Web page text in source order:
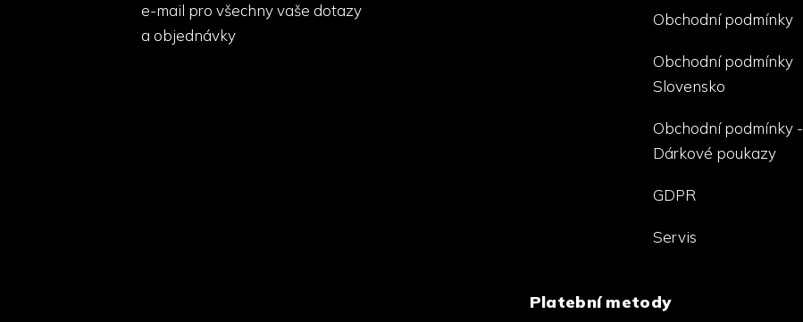
e-mail pro všechny vaše dotazy
a objednávky
Obchodní podmínky
Obchodní podmínky
Slovensko
Obchodní podmínky -
Dárkové poukazy
GDPR
Servis
Platební metody